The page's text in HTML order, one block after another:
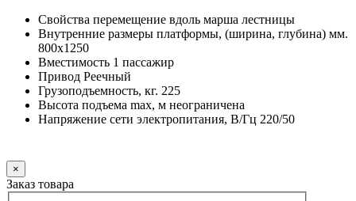
Свойства перемещение вдоль марша лестницы
Внутренние размеры платформы, (ширина, глубина) мм.
800х1250
Вместимость 1 пассажир
Привод Реечный
Грузоподъемность, кг. 225
Высота подъема max, м неограничена
Напряжение сети электропитания, В/Гц 220/50
×
Заказ товара